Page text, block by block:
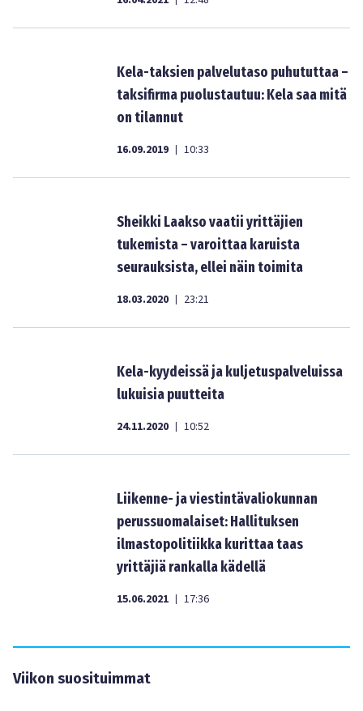
Kela-taksien palvelutaso puhututtaa –
taksifirma puolustautuu: Kela saa mitä
on tilannut
16.09.2019 | 10:33
Sheikki Laakso vaatii yrittäjien
tukemista – varoittaa karuista
seurauksista, ellei näin toimita
18.03.2020 | 23:21
Kela-kyydeissä ja kuljetuspalveluissa
lukuisia puutteita
24.11.2020 | 10:52
Liikenne- ja viestintävaliokunnan
perussuomalaiset: Hallituksen
ilmastopolitiikka kurittaa taas
yrittäjiä rankalla kädellä
15.06.2021 | 17:36
Viikon suosituimmat